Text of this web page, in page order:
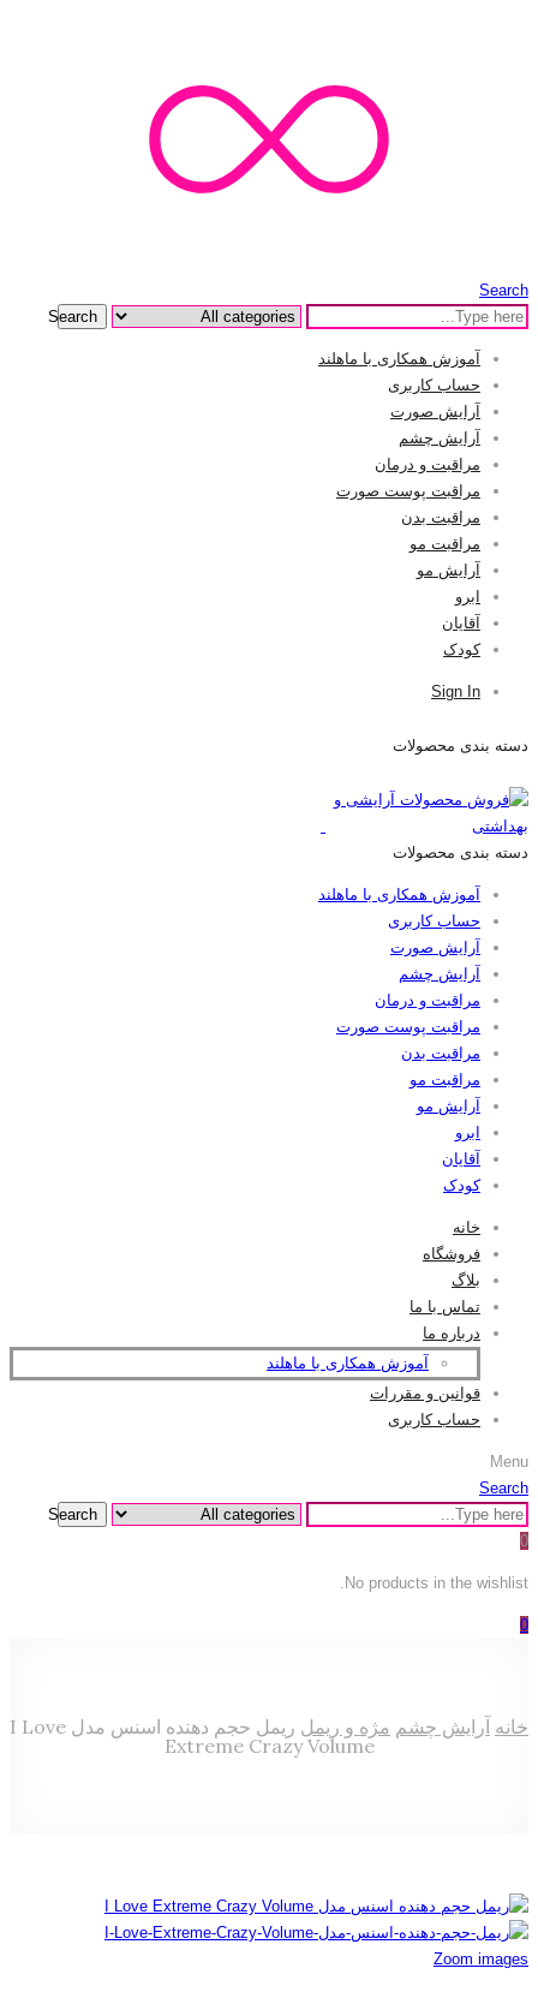
Search
Search
آموزش همکاری با ماهلند
حساب کاربری
آرایش صورت
آرایش چشم
مراقبت و درمان
مراقبت پوست صورت
مراقبت بدن
مراقبت مو
آرایش مو
ابرو
آقایان
کودک
Sign In
دسته بندی محصولات
دسته بندی محصولات
آموزش همکاری با ماهلند
حساب کاربری
آرایش صورت
آرایش چشم
مراقبت و درمان
مراقبت پوست صورت
مراقبت بدن
مراقبت مو
آرایش مو
ابرو
آقایان
کودک
خانه
فروشگاه
بلاگ
تماس با ما
درباره ما
آموزش همکاری با ماهلند
قوانین و مقررات
حساب کاربری
Menu
Search
Search
0
No products in the wishlist.
0
خانه آرایش چشم مژه و ریمل
ریمل حجم دهنده اسنس مدل I Love
Extreme Crazy Volume
Zoom images